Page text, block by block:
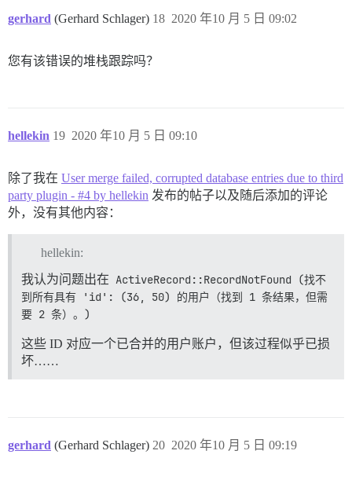
gerhard (Gerhard Schlager) 2020 年10 月 5 日 09:02
18
您有该错误的堆栈跟踪吗？
hellekin 2020 年10 月 5 日 09:10
19
除了我在 User merge failed, corrupted database entries due to third
party plugin - #4 by hellekin 发布的帖子以及随后添加的评论
外，没有其他内容：
hellekin:
我认为问题出在 ActiveRecord::RecordNotFound (找不
到所有具有 'id': (36, 50) 的用户（找到 1 条结果，但需
要 2 条）。)
这些 ID 对应一个已合并的用户账户，但该过程似乎已损
坏……
gerhard (Gerhard Schlager) 2020 年10 月 5 日 09:19
20